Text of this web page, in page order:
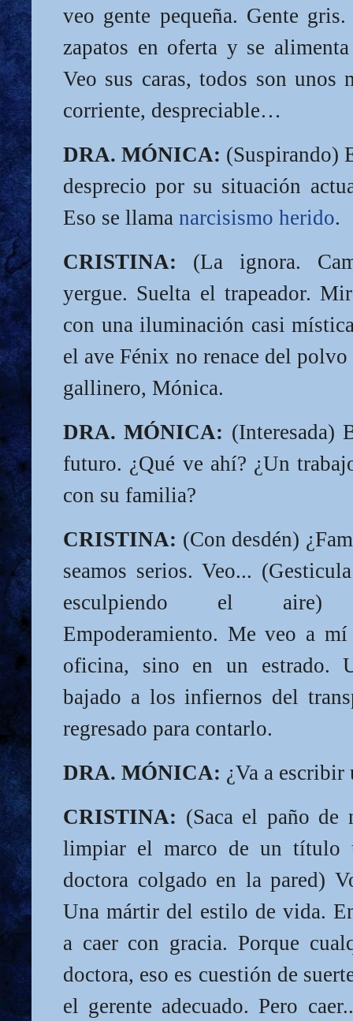
veo gente pequeña. Gente
zapatos en oferta y se
Veo sus caras, todos son unos
corriente, despreciable…
DRA. MÓNICA: (Suspirando)
desprecio por su situación
Eso se llama narcisismo herido.
CRISTINA: (La ignora.
yergue. Suelta el trapeador.
con una iluminación casi
el ave Fénix no renace del polvo
gallinero, Mónica.
DRA. MÓNICA: (Interesada)
futuro. ¿Qué ve ahí? ¿Un
con su familia?
CRISTINA: (Con desdén)
seamos serios. Veo...
esculpiendo el aire)
Empoderamiento. Me veo a
oficina, sino en un estrado.
bajado a los infiernos del
regresado para contarlo.
DRA. MÓNICA: ¿Va a
CRISTINA: (Saca el paño de
limpiar el marco de un título
doctora colgado en la pared)
Una mártir del estilo de vida.
a caer con gracia. Porque
doctora, eso es cuestión de
el gerente adecuado. Pero